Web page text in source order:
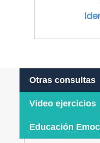
Otras consultas
Video ejercicios
Educación